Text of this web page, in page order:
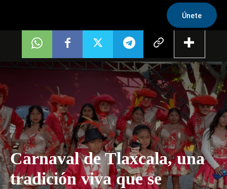
Únete
Carnaval de Tlaxcala, una
tradición viva que se